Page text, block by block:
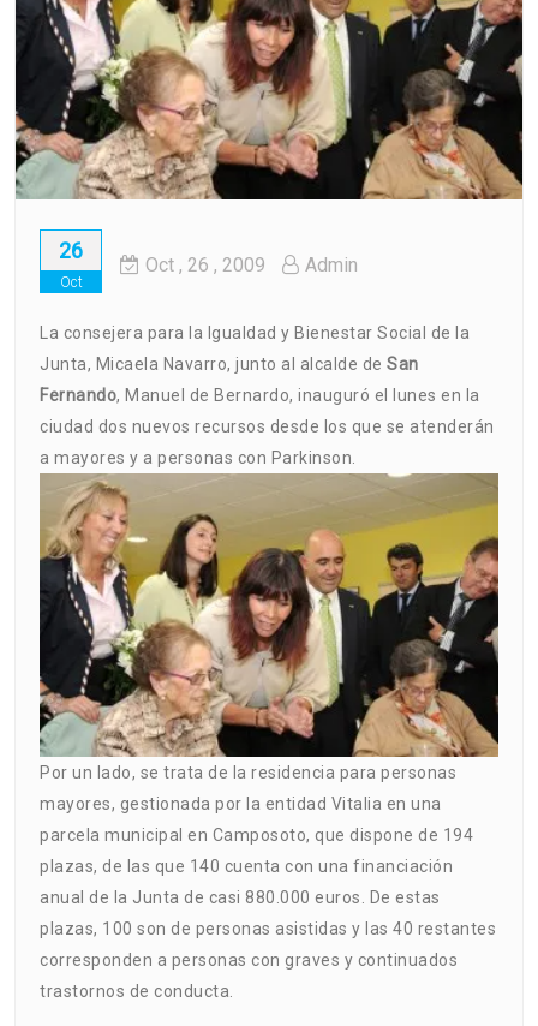
26
Oct
Oct , 26 , 2009 Admin
La consejera para la Igualdad y Bienestar Social de la
Junta, Micaela Navarro, junto al alcalde de San
Fernando, Manuel de Bernardo, inauguró el lunes en la
ciudad dos nuevos recursos desde los que se atenderán
a mayores y a personas con Parkinson.
Por un lado, se trata de la residencia para personas
mayores, gestionada por la entidad Vitalia en una
parcela municipal en Camposoto, que dispone de 194
plazas, de las que 140 cuenta con una financiación
anual de la Junta de casi 880.000 euros. De estas
plazas, 100 son de personas asistidas y las 40 restantes
corresponden a personas con graves y continuados
trastornos de conducta.